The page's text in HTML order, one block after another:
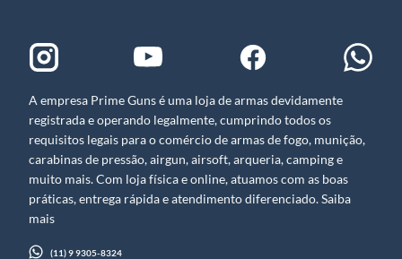
A empresa Prime Guns é uma loja de armas devidamente
registrada e operando legalmente, cumprindo todos os
requisitos legais para o comércio de armas de fogo, munição,
carabinas de pressão, airgun, airsoft, arqueria, camping e
muito mais. Com loja física e online, atuamos com as boas
práticas, entrega rápida e atendimento diferenciado. Saiba
mais
(11) 9 9305-8324